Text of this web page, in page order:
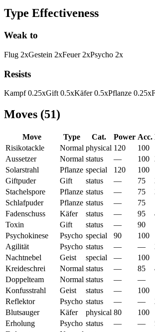
Type Effectiveness
Weak to
Flug 2xGestein 2xFeuer 2xPsycho 2x
Resists
Kampf 0.25xGift 0.5xKäfer 0.5xPflanze 0.25x
Moves (51)
Move Type Cat. Power Acc.
Risikotackle
Normal physical 120 100
Aussetzer
Normal status — 100
Solarstrahl
Pflanze special 120 100
Giftpuder
Gift status — 75
Stachelspore
Pflanze status — 75
Schlafpuder
Pflanze status — 75
Fadenschuss
Käfer status — 95
Toxin
Gift status — 90
Psychokinese
Psycho special 90 100
Agilität
Psycho status — —
Nachtnebel
Geist special — 100
Kreideschrei
Normal status — 85
Doppelteam
Normal status — —
Konfusstrahl
Geist status — 100
Reflektor
Psycho status — —
Blutsauger
Käfer physical 80 100
Erholung
Psycho status — —